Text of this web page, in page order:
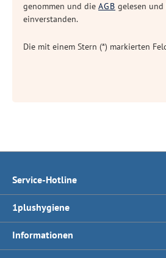
genommen und die AGB gelesen
einverstanden.
Die mit einem Stern (*) markierten
Service-Hotline
1plushygiene
Informationen